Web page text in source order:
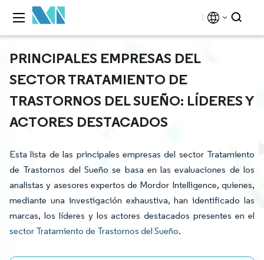
PRINCIPALES EMPRESAS DEL
SECTOR TRATAMIENTO DE
TRASTORNOS DEL SUEÑO: LÍDERES Y
ACTORES DESTACADOS
Esta lista de las principales empresas del sector Tratamiento
de Trastornos del Sueño se basa en las evaluaciones de los
analistas y asesores expertos de Mordor Intelligence, quienes,
mediante una investigación exhaustiva, han identificado las
marcas, los líderes y los actores destacados presentes en el
sector Tratamiento de Trastornos del Sueño.